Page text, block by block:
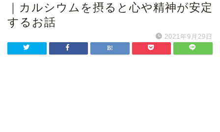
｜カルシウムを摂ると心や精神が安定
するお話
2021年9月29日